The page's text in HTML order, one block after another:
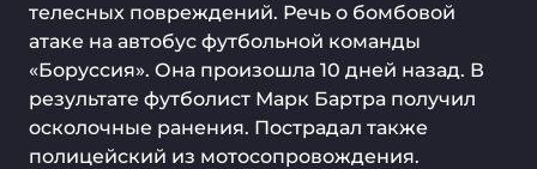
телесных повреждений. Речь о бомбовой
атаке на автобус футбольной команды
«Боруссия». Она произошла 10 дней назад. В
результате футболист Марк Бартра получил
осколочные ранения. Пострадал также
полицейский из мотосопровождения.